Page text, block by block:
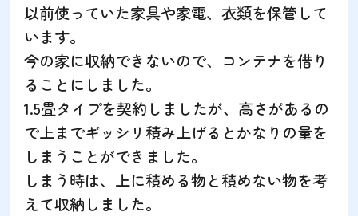
以前使っていた家具や家電、衣類を保管して
います。
今の家に収納できないので、コンテナを借り
ることにしました。
1.5畳タイプを契約しましたが、高さがあるの
で上までギッシリ積み上げるとかなりの量を
しまうことができました。
しまう時は、上に積める物と積めない物を考
えて収納しました。